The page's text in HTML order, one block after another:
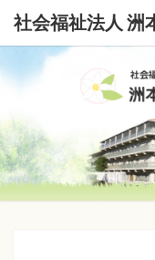
社会福祉法人 洲